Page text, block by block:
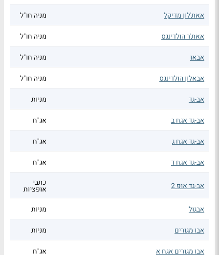
אאת'לון מדיקל מניה חו"ל
אאת'ר הולדינגס מניה חו"ל
אבאו מניה חו"ל
אבאלון הולדינגס מניה חו"ל
אב-גד מניות
אב-גד אגח ב אג"ח
אב-גד אגח ג אג"ח
אב-גד אגח ד אג"ח
אב-גד אופ 2 כתבי
אופציות
אבגול
מניות
אבו מגורים מניות
אבו מגורים אגח א אג"ח